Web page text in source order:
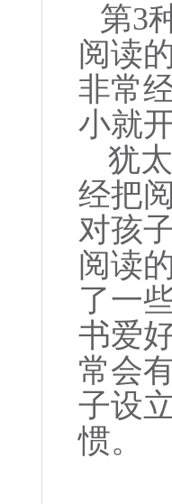
第3
阅读
非常
小就
犹
经把
对孩
阅读
了一
书爱
常会
子设
惯。